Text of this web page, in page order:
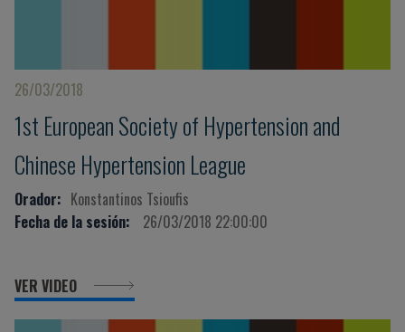
26/03/2018
1st European Society of Hypertension and
Chinese Hypertension League
Orador: Konstantinos Tsioufis
Fecha de la sesión:
26/03/2018 22:00:00
VER VIDEO